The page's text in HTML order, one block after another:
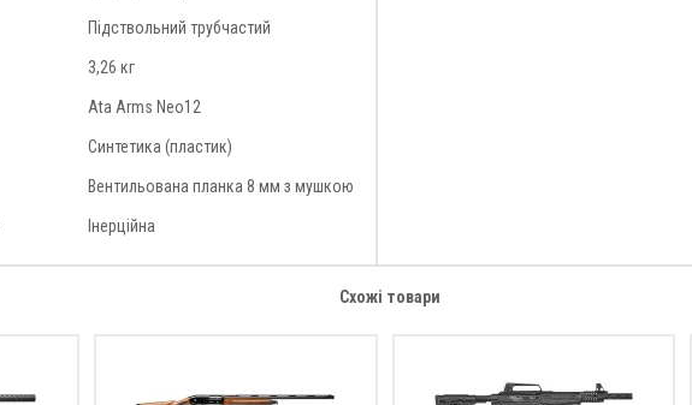
Підствольний трубчастий
3,26 кг
Ata Arms Neo12
Синтетика (пластик)
Вентильована планка 8 мм з мушкою
Інерційна
Схожі товари